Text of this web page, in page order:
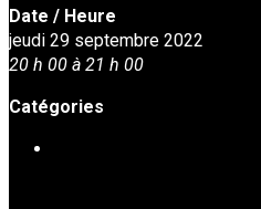
Date / Heure
jeudi 29 septembre 2022
20 h 00 à 21 h 00
Catégories